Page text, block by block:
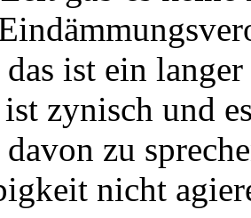
ist ein
zynisch und
zu
nicht